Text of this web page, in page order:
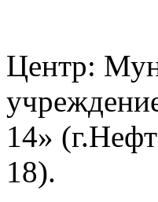
Центр:
14»
18).